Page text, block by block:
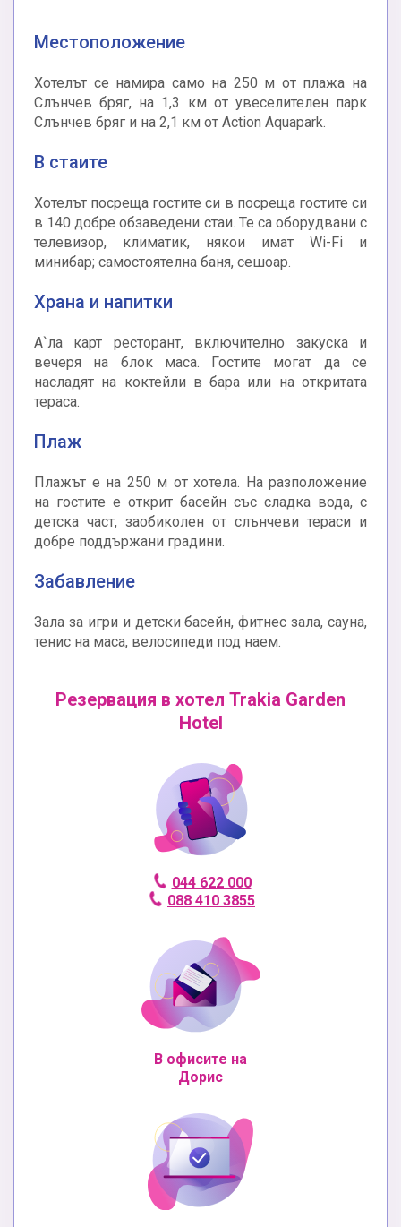
Местоположение
Хотелът се намира само на 250 м от плажа на
Слънчев бряг, на 1,3 км от увеселителен парк
Слънчев бряг и на 2,1 км от Action Aquapark.
В стаите
Хотелът посреща гостите си в посреща гостите си
в 140 добре обзаведени стаи. Те са оборудвани с
телевизор, климатик, някои имат Wi-Fi и
минибар; самостоятелна баня, сешоар.
Храна и напитки
А`ла карт ресторант, включително закуска и
вечеря на блок маса. Гостите могат да се
насладят на коктейли в бара или на откритата
тераса.
Плаж
Плажът е на 250 м от хотела. На разположение
на гостите е открит басейн със сладка вода, с
детска част, заобиколен от слънчеви тераси и
добре поддържани градини.
Забавление
Зала за игри и детски басейн, фитнес зала, сауна,
тенис на маса, велосипеди под наем.
Резервация в хотел Trakia Garden
Hotel
044 622 000
088 410 3855
В офисите на
Дорис